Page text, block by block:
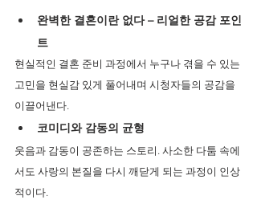
완벽한 결혼이란 없다 – 리얼한 공감 포인
트
현실적인 결혼 준비 과정에서 누구나 겪을 수 있는
고민을 현실감 있게 풀어내며 시청자들의 공감을
이끌어낸다.
코미디와 감동의 균형
웃음과 감동이 공존하는 스토리. 사소한 다툼 속에
서도 사랑의 본질을 다시 깨닫게 되는 과정이 인상
적이다.